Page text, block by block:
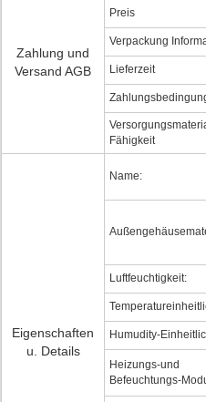
Zahlung und
Versand AGB
Preis
Verpackung
Lieferzeit
Fähigkeit
Eigenschaften
u. Details
Name:
Luftfeuchtigkeit:
Humudity-
Heizungs-und
Befeuchtungs-